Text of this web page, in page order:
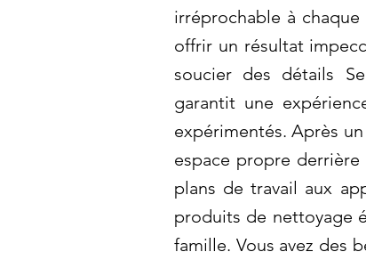
irréprochable à
offrir un résultat
soucier des détails
garantit une
expérimentés. Après
espace propre
plans de travail aux
produits de nettoyage
famille. Vous avez des